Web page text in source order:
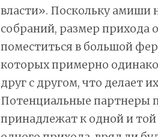
власти». Поскольку амиши
собраний, размер прихода
поместиться в большой
которых примерно
друг с другом, что делает
Потенциальные партнеры
принадлежат к одной и